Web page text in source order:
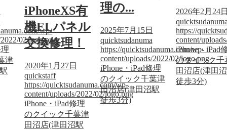
wp-
02/logo.png
津
iPhoneXS有
機ELパネル
交換修理！
2020年1月27日
quickstaff
https://quicktsudanuma.com/wp-
content/uploads/2022/02/logo.png
iPhone・iPad修理
のクイック千葉津
田沼店(津田沼駅
理の...
2025年7月15日
quicktsudanuma
https://quicktsudanuma.com/wp-
content/uploads/2022/02/logo.png
iPhone・iPad修理
のクイック千葉津
田沼店(津田沼駅
徒歩3分)
2026年2月24
https://
content/
iPhone・iPad
のクイック千
田沼店(津田
徒歩3分)